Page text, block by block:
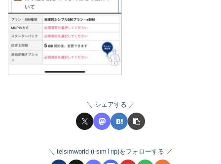
シェアする
telsimworld (i-simTrip)をフォローする